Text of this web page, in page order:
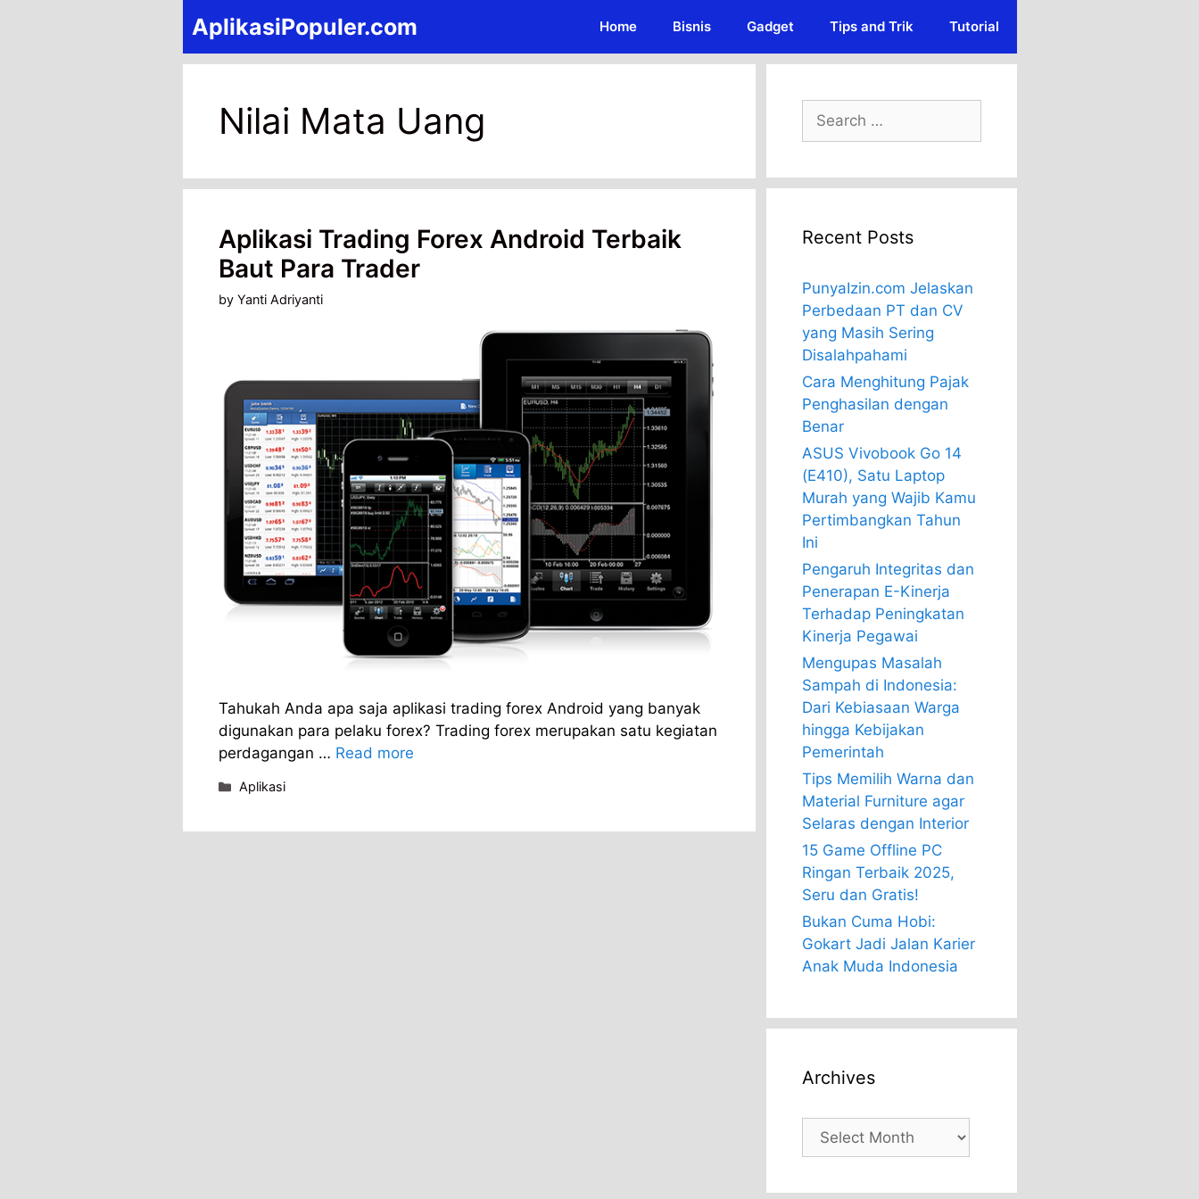
AplikasiPopuler.com Home Bisnis Gadget Tips and Trik Tutorial
Nilai Mata Uang
Aplikasi Trading Forex Android Terbaik
Baut Para Trader
by Yanti Adriyanti
Tahukah Anda apa saja aplikasi trading forex Android yang banyak
digunakan para pelaku forex? Trading forex merupakan satu kegiatan
perdagangan … Read more
Categories
Aplikasi
Search
for:
Recent Posts
PunyaIzin.com Jelaskan
Perbedaan PT dan CV
yang Masih Sering
Disalahpahami
Cara Menghitung Pajak
Penghasilan dengan
Benar
ASUS Vivobook Go 14
(E410), Satu Laptop
Murah yang Wajib Kamu
Pertimbangkan Tahun
Ini
Pengaruh Integritas dan
Penerapan E-Kinerja
Terhadap Peningkatan
Kinerja Pegawai
Mengupas Masalah
Sampah di Indonesia:
Dari Kebiasaan Warga
hingga Kebijakan
Pemerintah
Tips Memilih Warna dan
Material Furniture agar
Selaras dengan Interior
15 Game Offline PC
Ringan Terbaik 2025,
Seru dan Gratis!
Bukan Cuma Hobi:
Gokart Jadi Jalan Karier
Anak Muda Indonesia
Archives
Archives